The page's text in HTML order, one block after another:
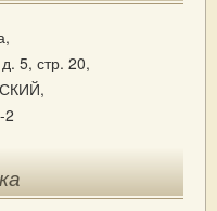
5, стр. 20,
2